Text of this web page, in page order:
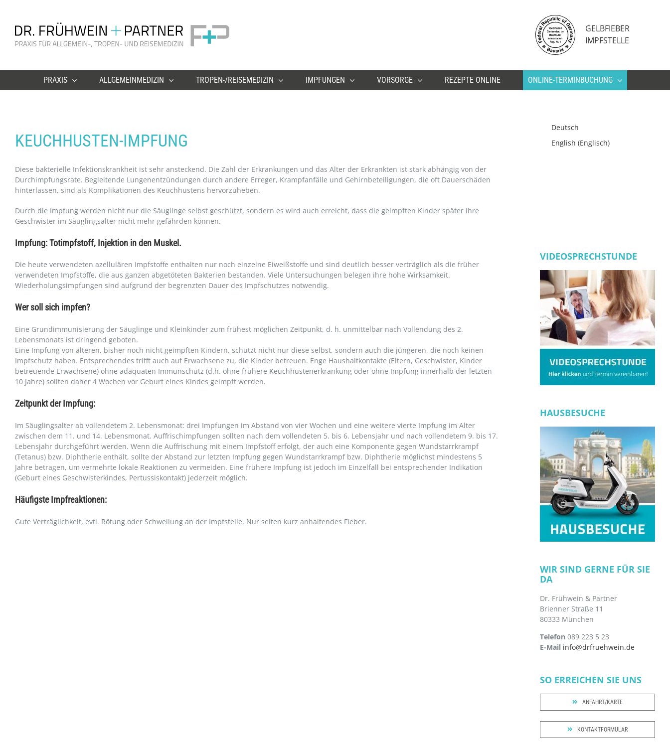
springen
GELBFIEBER
IMPFSTELLE
PRAXIS ALLGEMEINMEDIZIN TROPEN-/REISEMEDIZIN IMPFUNGEN VORSORGE REZEPTE ONLINE ONLINE-TERMINBUCHUNG
KEUCHHUSTEN-IMPFUNG
Diese bakterielle Infektionskrankheit ist sehr ansteckend. Die Zahl der Erkrankungen und das Alter der Erkrankten ist stark abhängig von der
Durchimpfungsrate. Begleitende Lungenentzündungen durch andere Erreger, Krampfanfälle und Gehirnbeteiligungen, die oft Dauerschäden
hinterlassen, sind als Komplikationen des Keuchhustens hervorzuheben.
Durch die Impfung werden nicht nur die Säuglinge selbst geschützt, sondern es wird auch erreicht, dass die geimpften Kinder später ihre
Geschwister im Säuglingsalter nicht mehr gefährden können.
Impfung: Totimpfstoff, Injektion in den Muskel.
Die heute verwendeten azellulären Impfstoffe enthalten nur noch einzelne Eiweißstoffe und sind deutlich besser verträglich als die früher
verwendeten Impfstoffe, die aus ganzen abgetöteten Bakterien bestanden. Viele Untersuchungen belegen ihre hohe Wirksamkeit.
Wiederholungsimpfungen sind aufgrund der begrenzten Dauer des Impfschutzes notwendig.
Wer soll sich impfen?
Eine Grundimmunisierung der Säuglinge und Kleinkinder zum frühest möglichen Zeitpunkt, d. h. unmittelbar nach Vollendung des 2.
Lebensmonats ist dringend geboten.
Eine Impfung von älteren, bisher noch nicht geimpften Kindern, schützt nicht nur diese selbst, sondern auch die jüngeren, die noch keinen
Impfschutz haben. Entsprechendes trifft auch auf Erwachsene zu, die Kinder betreuen. Enge Haushaltkontakte (Eltern, Geschwister, Kinder
betreuende Erwachsene) ohne adäquaten Immunschutz (d.h. ohne frühere Keuchhustenerkrankung oder ohne Impfung innerhalb der letzten
10 Jahre) sollten daher 4 Wochen vor Geburt eines Kindes geimpft werden.
Zeitpunkt der Impfung:
Im Säuglingsalter ab vollendetem 2. Lebensmonat: drei Impfungen im Abstand von vier Wochen und eine weitere vierte Impfung im Alter
zwischen dem 11. und 14. Lebensmonat. Auffrischimpfungen sollten nach dem vollendeten 5. bis 6. Lebensjahr und nach vollendetem 9. bis 17.
Lebensjahr durchgeführt werden. Wenn die Auffrischung mit einem Impfstoff erfolgt, der auch eine Komponente gegen Wundstarrkrampf
(Tetanus) bzw. Diphtherie enthält, sollte der Abstand zur letzten Impfung gegen Wundstarrkrampf bzw. Diphtherie möglichst mindestens 5
Jahre betragen, um vermehrte lokale Reaktionen zu vermeiden. Eine frühere Impfung ist jedoch im Einzelfall bei entsprechender Indikation
(Geburt eines Geschwisterkindes, Pertussiskontakt) jederzeit möglich.
Häufigste Impfreaktionen:
Gute Verträglichkeit, evtl. Rötung oder Schwellung an der Impfstelle. Nur selten kurz anhaltendes Fieber.
Deutsch
English (Englisch)
VIDEOSPRECHSTUNDE
HAUSBESUCHE
WIR SIND GERNE FÜR SIE
DA
Dr. Frühwein & Partner
Brienner Straße 11
80333 München
Telefon 089 223 5 23
E-Mail info@drfruehwein.de
SO ERREICHEN SIE UNS
ANFAHRT/KARTE
KONTAKTFORMULAR